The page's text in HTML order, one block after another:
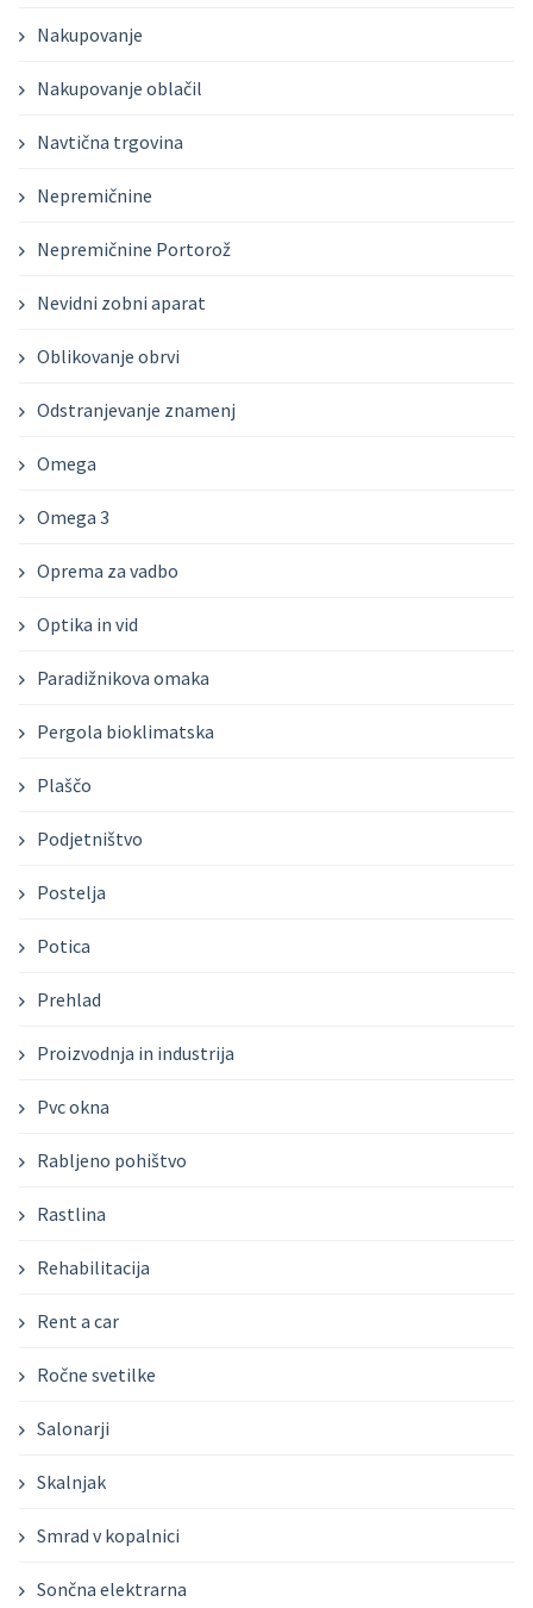
Nakupovanje
Nakupovanje oblačil
Navtična trgovina
Nepremičnine
Nepremičnine Portorož
Nevidni zobni aparat
Oblikovanje obrvi
Odstranjevanje znamenj
Omega
Omega 3
Oprema za vadbo
Optika in vid
Paradižnikova omaka
Pergola bioklimatska
Plaščo
Podjetništvo
Postelja
Potica
Prehlad
Proizvodnja in industrija
Pvc okna
Rabljeno pohištvo
Rastlina
Rehabilitacija
Rent a car
Ročne svetilke
Salonarji
Skalnjak
Smrad v kopalnici
Sončna elektrarna